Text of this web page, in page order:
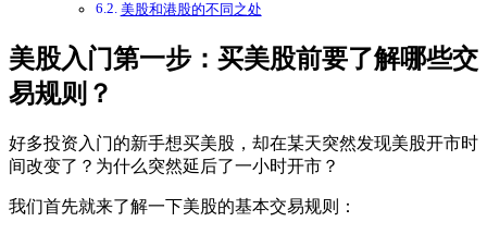
美股和港股的不同之处
美股入门第一步：买美股前要了解哪些交
易规则？
好多投资入门的新手想买美股，却在某天突然发现美股开市时
间改变了？为什么突然延后了一小时开市？
我们首先就来了解一下美股的基本交易规则：